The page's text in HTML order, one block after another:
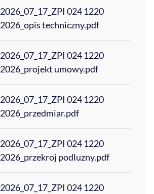
2026_07_17_ZPI 024 1220
2026_opis techniczny.pdf
2026_07_17_ZPI 024 1220
2026_projekt umowy.pdf
2026_07_17_ZPI 024 1220
2026_przedmiar.pdf
2026_07_17_ZPI 024 1220
2026_przekroj podluzny.pdf
2026_07_17_ZPI 024 1220